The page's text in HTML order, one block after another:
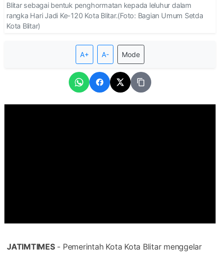
Blitar sebagai bentuk penghormatan kepada leluhur dalam
rangka Hari Jadi Ke-120 Kota Blitar.(Foto: Bagian Umum Setda
Kota Blitar)
A+ A- Mode
JATIMTIMES- Pemerintah Kota Kota Blitar menggelar